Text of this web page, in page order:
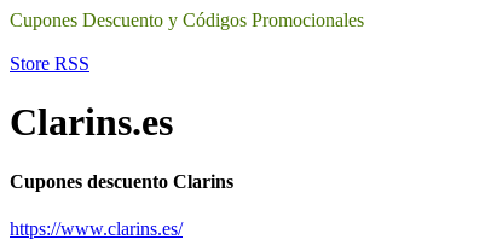
Cupones Descuento y Códigos Promocionales
Store RSS
Clarins.es
Cupones descuento Clarins
https://www.clarins.es/